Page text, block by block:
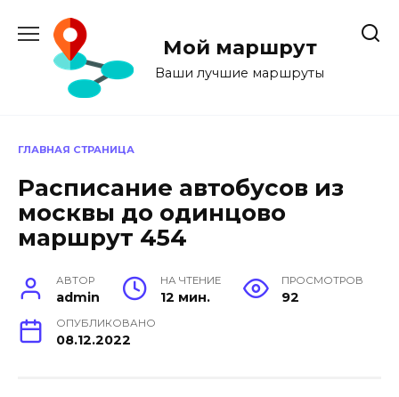
содержанию
Мой маршрут
Ваши лучшие маршруты
ГЛАВНАЯ СТРАНИЦА
Расписание автобусов из
москвы до одинцово
маршрут 454
АВТОР
admin
НА ЧТЕНИЕ
12 мин.
ПРОСМОТРОВ
92
ОПУБЛИКОВАНО
08.12.2022